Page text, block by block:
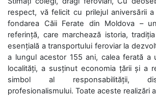
respect, vă felicit cu prilejul aniversării
fondarea Căii Ferate din Moldova –
referință, care marchează istoria,
esențială a transportului feroviar la
a lungul acestor 155 ani, calea ferată a
localități, a susținut economia țării și a
simbol al responsabilității,
profesionalismului. Toate aceste realizări